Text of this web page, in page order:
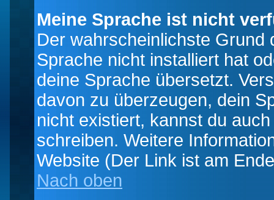
Meine Sprache ist nicht
Der wahrscheinlichste Grund
Sprache nicht installiert hat
deine Sprache übersetzt.
davon zu überzeugen, dein
nicht existiert, kannst du
schreiben. Weitere
Website (Der Link ist am
Nach oben